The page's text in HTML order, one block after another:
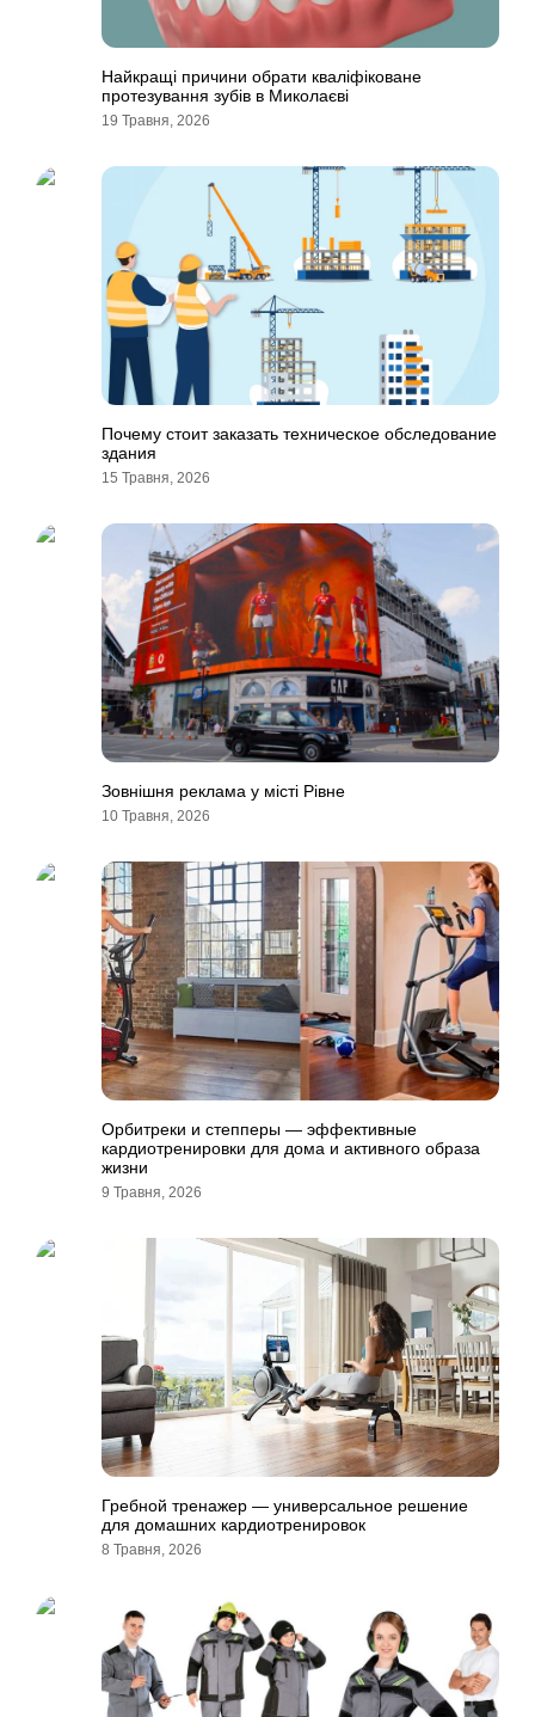
Найкращі причини обрати кваліфіковане
протезування зубів в Миколаєві
19 Травня, 2026
Почему стоит заказать техническое обследование
здания
15 Травня, 2026
Зовнішня реклама у місті Рівне
10 Травня, 2026
Орбитреки и степперы — эффективные
кардиотренировки для дома и активного образа
жизни
9 Травня, 2026
Гребной тренажер — универсальное решение
для домашних кардиотренировок
8 Травня, 2026